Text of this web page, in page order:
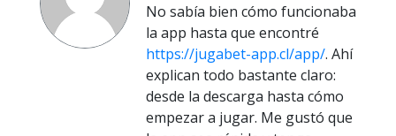
No sabía bien cómo funcionaba
la app hasta que encontré
https://jugabet-app.cl/app/. Ahí
explican todo bastante claro:
desde la descarga hasta cómo
empezar a jugar. Me gustó que